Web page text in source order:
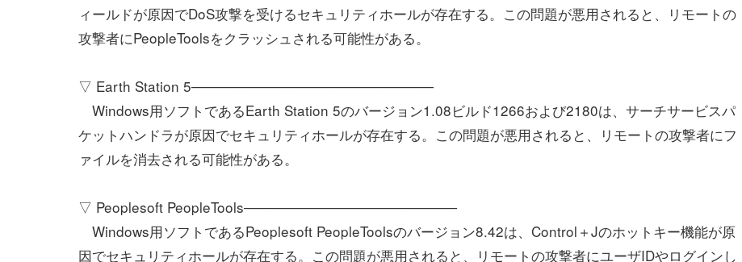
ィールドが原因でDoS攻撃を受けるセキュリティホールが存在する。この問題が悪用されると、リモートの
攻撃者にPeopleToolsをクラッシュされる可能性がある。
▽ Earth Station 5─────────────────────────
Windows用ソフトであるEarth Station 5のバージョン1.08ビルド1266および2180は、サーチサービスパ
ケットハンドラが原因でセキュリティホールが存在する。この問題が悪用されると、リモートの攻撃者にフ
ァイルを消去される可能性がある。
▽ Peoplesoft PeopleTools──────────────────────
Windows用ソフトであるPeoplesoft PeopleToolsのバージョン8.42は、Control＋Jのホットキー機能が原
因でセキュリティホールが存在する。この問題が悪用されると、リモートの攻撃者にユーザIDやログインし